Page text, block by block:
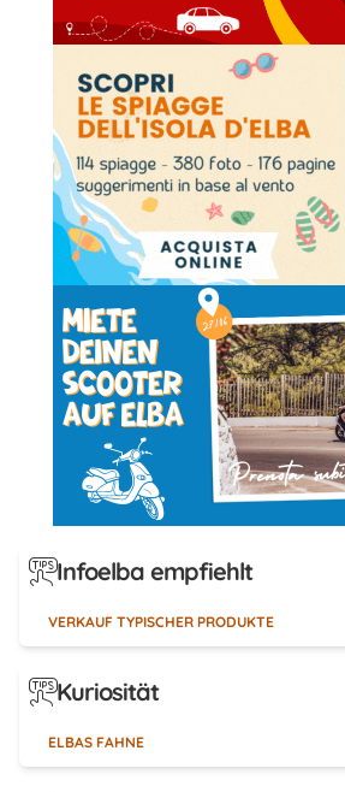
Infoelba empfiehlt
VERKAUF TYPISCHER PRODUKTE
Kuriosität
ELBAS FAHNE